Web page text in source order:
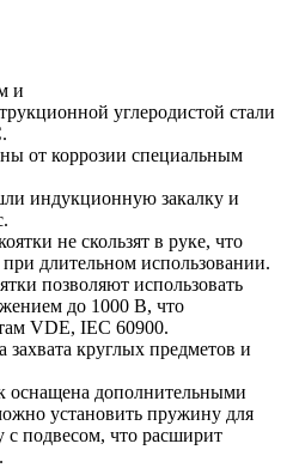
и
углеродистой стали
от коррозии специальным
индукционную закалку и
не скользят в руке, что
длительном использовании.
позволяют использовать
до 1000 В, что
VDE, IEC 60900.
захвата круглых предметов и
оснащена дополнительными
установить пружину для
с подвесом, что расширит